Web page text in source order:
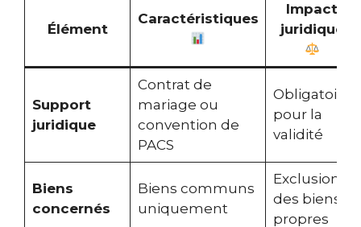
Élément
Caractéristiques
Impact
juridique
Support
juridique
Contrat de
mariage ou
convention de
PACS
Obligatoire
pour la
validité
Biens
concernés
Biens communs
uniquement
Exclusion
des biens
propres